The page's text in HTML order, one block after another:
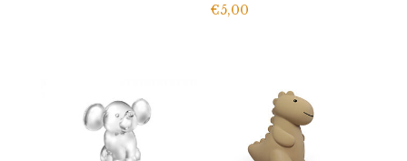
€5,00